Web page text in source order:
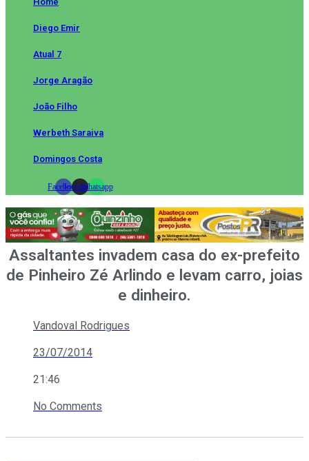
Diego Emir
Atual 7
Jorge Aragão
João Filho
Werbeth Saraiva
Domingos Costa
FacebookInstagramWhatsapp
Assaltantes invadem casa do ex-prefeito
de Pinheiro Zé Arlindo e levam carro, joias
e dinheiro.
Vandoval Rodrigues
23/07/2014
21:46
No Comments